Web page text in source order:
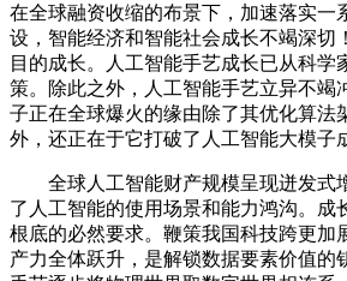
在全球融资收缩的布景下，加速落实一
设，智能经济和智能社会成长不竭深切
目的成长。人工智能手艺成长已从科学
策。除此之外，人工智能手艺立异不竭
子正在全球爆火的缘由除了其优化算法
外，还正在于它打破了人工智能大模子
全球人工智能财产规模呈现迸发式
了人工智能的使用场景和能力鸿沟。成
根底的必然要求。鞭策我国科技跨更加
产力全体跃升，是解锁数据要素价值的